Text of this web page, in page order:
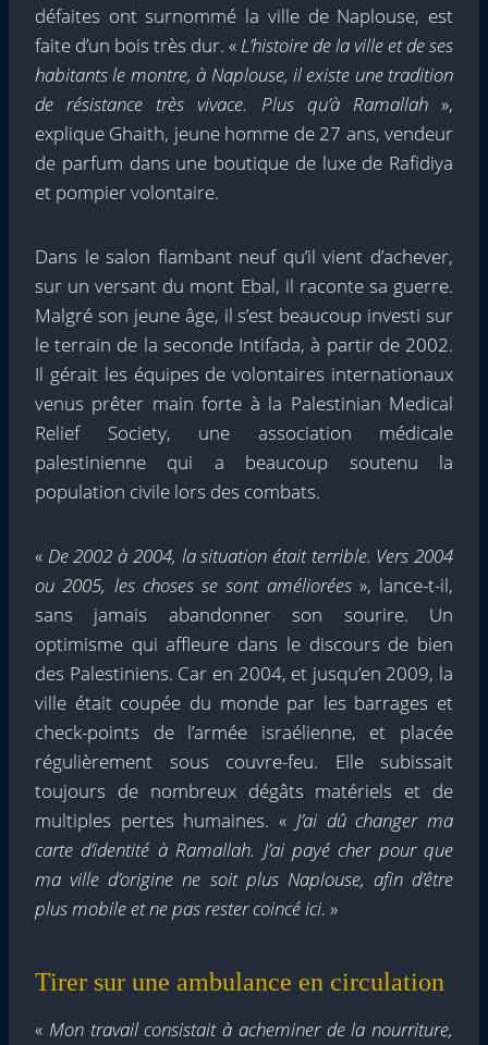
défaites ont surnommé la ville de Naplouse, est
faite d’un bois très dur. « L’histoire de la ville et de ses
habitants le montre, à Naplouse, il existe une tradition
de résistance très vivace. Plus qu’à Ramallah»,
explique Ghaith, jeune homme de 27 ans, vendeur
de parfum dans une boutique de luxe de Rafidiya
et pompier volontaire.
Dans le salon flambant neuf qu’il vient d’achever,
sur un versant du mont Ebal, il raconte sa guerre.
Malgré son jeune âge, il s’est beaucoup investi sur
le terrain de la seconde Intifada, à partir de 2002.
Il gérait les équipes de volontaires internationaux
venus prêter main forte à la Palestinian Medical
Relief Society, une association médicale
palestinienne qui a beaucoup soutenu la
population civile lors des combats.
« De 2002 à 2004, la situation était terrible. Vers 2004
ou 2005, les choses se sont améliorées», lance-t-il,
sans jamais abandonner son sourire. Un
optimisme qui affleure dans le discours de bien
des Palestiniens. Car en 2004, et jusqu’en 2009, la
ville était coupée du monde par les barrages et
check-points de l’armée israélienne, et placée
régulièrement sous couvre-feu. Elle subissait
toujours de nombreux dégâts matériels et de
multiples pertes humaines. « J’ai dû changer ma
carte d’identité à Ramallah. J’ai payé cher pour que
ma ville d’origine ne soit plus Naplouse, afin d’être
plus mobile et ne pas rester coincé ici. »
Tirer sur une ambulance en circulation
« Mon travail consistait à acheminer de la nourriture,